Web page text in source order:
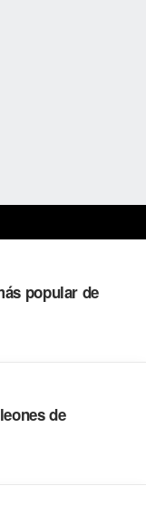
popular de
de